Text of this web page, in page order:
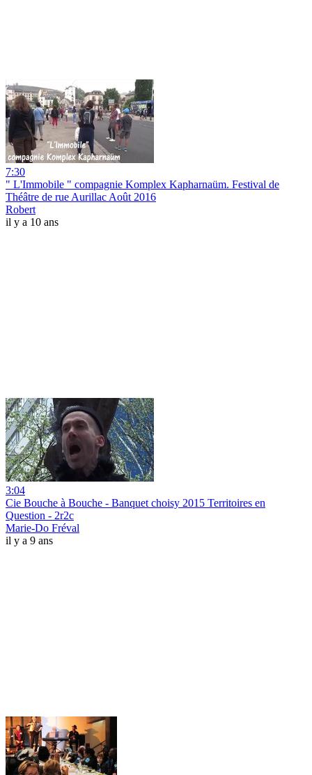
7:30
" L'Immobile " compagnie Komplex Kapharnaüm. Festival de
Théâtre de rue Aurillac Août 2016
Robert
il y a 10 ans
3:04
Cie Bouche à Bouche - Banquet choisy 2015 Territoires en
Question - 2r2c
Marie-Do Fréval
il y a 9 ans